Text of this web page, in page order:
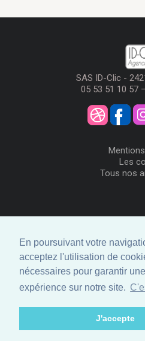
En poursuivant votre
acceptez l'utilisation de
nécessaires pour garantir
expérience sur notre site.
J'accepte
SAS ID-Clic -
05 53 51 10 57
Les
Tous nos
Me
Créer
Comment
© ID-Clic 2026 -